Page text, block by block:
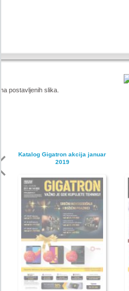
postavljenih slika.
Katalog Gigatron akcija januar
2019